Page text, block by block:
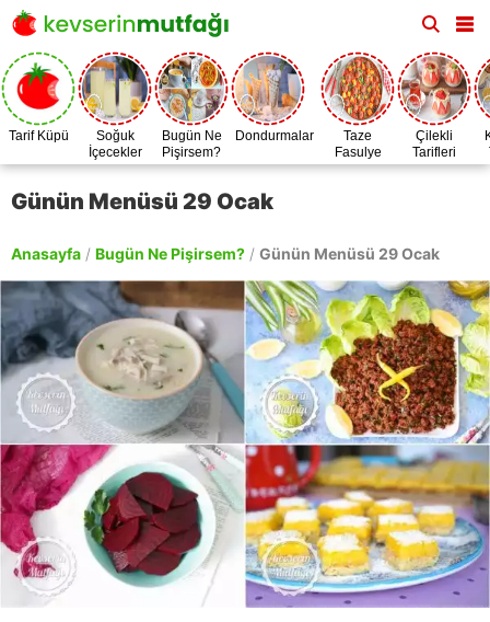
Tarif Küpü
Soğuk
İçecekler
Bugün Ne
Pişirsem?
Dondurmalar
Taze
Fasulye
Zamanı
Çilekli
Tarifleri
Günün Menüsü 29 Ocak
Anasayfa / Bugün Ne Pişirsem? / Günün Menüsü 29 Ocak